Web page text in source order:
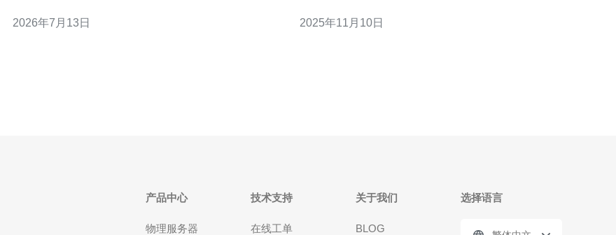
佳”与“最便宜”三类选择，并强调合规与不提供任何规
2026年7月13日
的新加坡VPS服务，并提供实用的配置步骤，帮助你
2025年11月10日
产品中心
物理服务器
技术支持
在线工单
关于我们
BLOG
选择语言